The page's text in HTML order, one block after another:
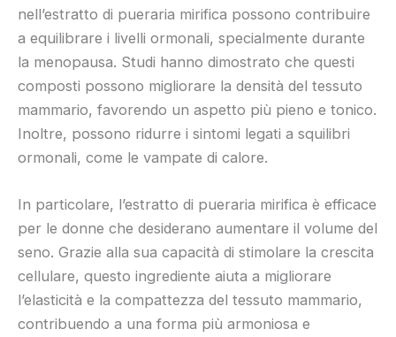
nell’estratto di pueraria mirifica possono contribuire
a equilibrare i livelli ormonali, specialmente durante
la menopausa. Studi hanno dimostrato che questi
composti possono migliorare la densità del tessuto
mammario, favorendo un aspetto più pieno e tonico.
Inoltre, possono ridurre i sintomi legati a squilibri
ormonali, come le vampate di calore.
In particolare, l’estratto di pueraria mirifica è efficace
per le donne che desiderano aumentare il volume del
seno. Grazie alla sua capacità di stimolare la crescita
cellulare, questo ingrediente aiuta a migliorare
l’elasticità e la compattezza del tessuto mammario,
contribuendo a una forma più armoniosa e